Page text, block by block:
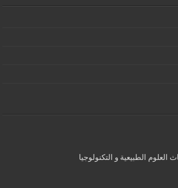
العلوم الطبيعية و التكنولوجيا